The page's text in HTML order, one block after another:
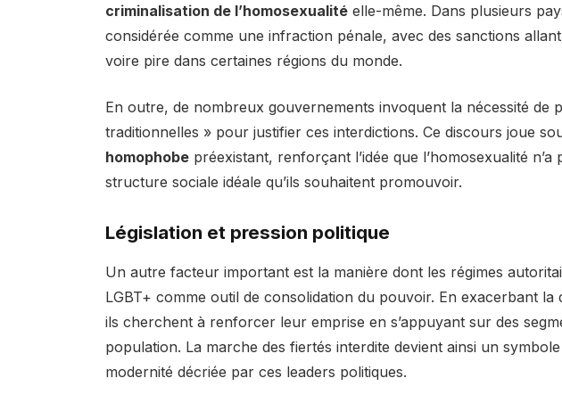
criminalisation de l’homosexualitéelle-même. Dans plusieurs
considérée comme une infraction pénale, avec des sanctions
voire pire dans certaines régions du monde.
En outre, de nombreux gouvernements invoquent la nécessité de
traditionnelles » pour justifier ces interdictions. Ce discours joue
homophobepréexistant, renforçant l’idée que l’homosexualité n’a
structure sociale idéale qu’ils souhaitent promouvoir.
Législation et pression politique
Un autre facteur important est la manière dont les régimes
LGBT+ comme outil de consolidation du pouvoir. En exacerbant la
ils cherchent à renforcer leur emprise en s’appuyant sur des
population. La marche des fiertés interdite devient ainsi un
modernité décriée par ces leaders politiques.